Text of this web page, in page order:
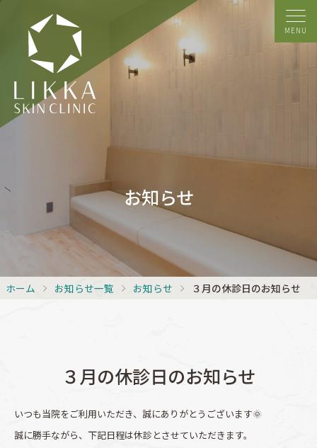
MENU
お知らせ
ホーム お知らせ一覧 お知らせ ３月の休診日のお知らせ
３月の休診日のお知らせ
いつも当院をご利用いただき、誠にありがとうございます🌞
誠に勝手ながら、下記日程は休診とさせていただきます。